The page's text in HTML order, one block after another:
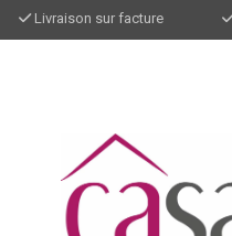
Livraison sur facture